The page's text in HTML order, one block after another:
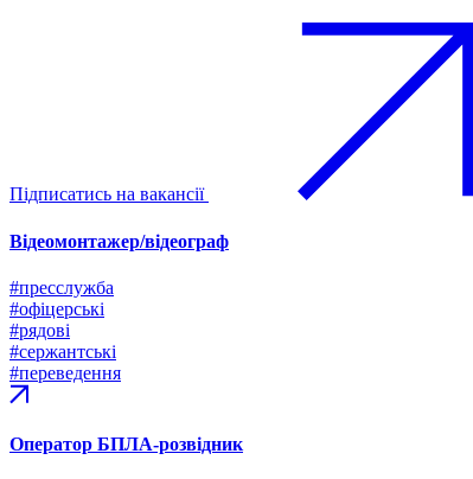
Підписатись на вакансії
Відеомонтажер/відеограф
#пресслужба
#офіцерські
#рядові
#сержантські
#переведення
Оператор БПЛА-розвідник